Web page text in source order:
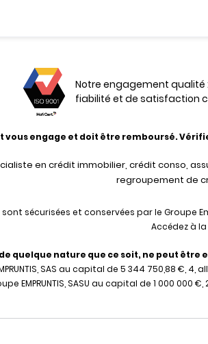
Notre engagement qualité
fiabilité et de satisfaction
vous engage et doit être remboursé.
en crédit immobilier, crédit conso,
regroupement de
sécurisées et conservées par le Groupe
Accédez à la
quelque nature que ce soit, ne peut
SAS au capital de 5 344 750,88 €, 4,
EMPRUNTIS, SASU au capital de 1 000 000